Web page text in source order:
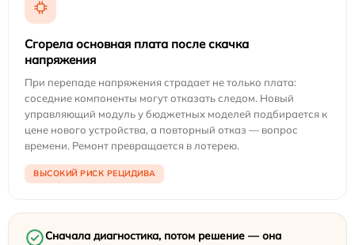
Сгорела основная плата после скачка
напряжения
При перепаде напряжения страдает не только плата:
соседние компоненты могут отказать следом. Новый
управляющий модуль у бюджетных моделей подбирается к
цене нового устройства, а повторный отказ — вопрос
времени. Ремонт превращается в лотерею.
ВЫСОКИЙ РИСК РЕЦИДИВА
Сначала диагностика, потом решение — она